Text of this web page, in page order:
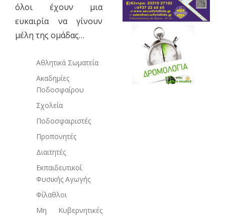
όλοι έχουν μια
ευκαιρία να γίνουν
μέλη της ομάδας…
Αθλητικά Σωματεία
Ακαδημίες
Ποδοσφαίρου
Σχολεία
Ποδοσφαιριστές
Προπονητές
Διαιτητές
Εκπαιδευτικοί
Φυσικής Αγωγής
Φίλαθλοι
Μη Κυβερνητικές